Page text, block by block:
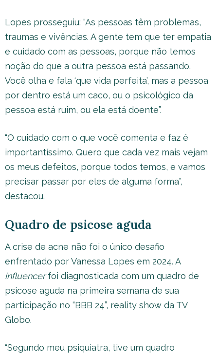
Lopes prosseguiu: “As pessoas têm problemas,
traumas e vivências. A gente tem que ter empatia
e cuidado com as pessoas, porque não temos
noção do que a outra pessoa está passando.
Você olha e fala ‘que vida perfeita’, mas a pessoa
por dentro está um caco, ou o psicológico da
pessoa está ruim, ou ela está doente”.
“O cuidado com o que você comenta e faz é
importantíssimo. Quero que cada vez mais vejam
os meus defeitos, porque todos temos, e vamos
precisar passar por eles de alguma forma”,
destacou.
Quadro de psicose aguda
A crise de acne não foi o único desafio
enfrentado por Vanessa Lopes em 2024. A
influencerfoi diagnosticada com um quadro de
psicose aguda na primeira semana de sua
participação no “BBB 24”, reality show da TV
Globo.
“Segundo meu psiquiatra, tive um quadro